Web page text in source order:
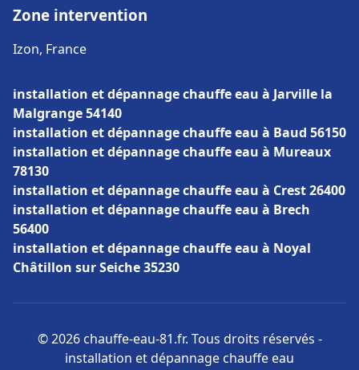
Zone intervention
Izon, France
installation et dépannage chauffe eau à Jarville la
Malgrange 54140
installation et dépannage chauffe eau à Baud 56150
installation et dépannage chauffe eau à Mureaux
78130
installation et dépannage chauffe eau à Crest 26400
installation et dépannage chauffe eau à Brech
56400
installation et dépannage chauffe eau à Noyal
Châtillon sur Seiche 35230
© 2026 chauffe-eau-81.fr. Tous droits réservés -
installation et dépannage chauffe eau